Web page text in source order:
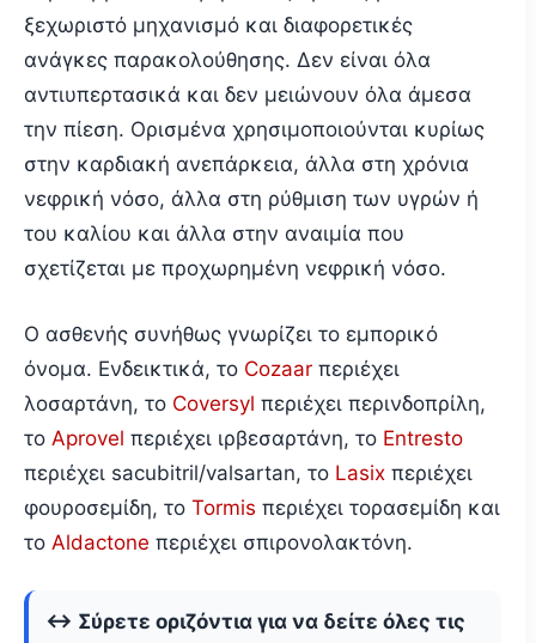
ξεχωριστό μηχανισμό και διαφορετικές
ανάγκες παρακολούθησης. Δεν είναι όλα
αντιυπερτασικά και δεν μειώνουν όλα άμεσα
την πίεση. Ορισμένα χρησιμοποιούνται κυρίως
στην καρδιακή ανεπάρκεια, άλλα στη χρόνια
νεφρική νόσο, άλλα στη ρύθμιση των υγρών ή
του καλίου και άλλα στην αναιμία που
σχετίζεται με προχωρημένη νεφρική νόσο.
Ο ασθενής συνήθως γνωρίζει το εμπορικό
όνομα. Ενδεικτικά, το Cozaar περιέχει
λοσαρτάνη, το Coversyl περιέχει περινδοπρίλη,
το Aprovel περιέχει ιρβεσαρτάνη, το Entresto
περιέχει sacubitril/valsartan, το Lasix περιέχει
φουροσεμίδη, το Tormis περιέχει τορασεμίδη και
το Aldactone περιέχει σπιρονολακτόνη.
↔ Σύρετε οριζόντια για να δείτε όλες τις